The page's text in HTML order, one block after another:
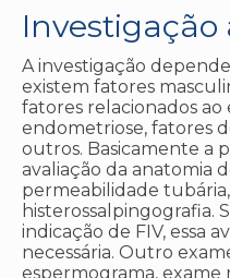
Investigação
A investigação
existem fatores
fatores relacionados
endometriose, fatores
outros. Basicamente a
avaliação da anatomia
permeabilidade
histerossalpingografia.
indicação de FIV, essa
necessária. Outro
espermograma,